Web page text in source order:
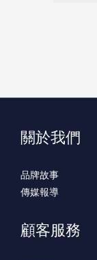
關於我們
品牌故事
傳媒報導
顧客服務